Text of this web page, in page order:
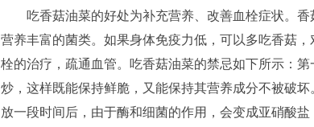
吃香菇油菜的好处为补充营养、改善血栓症状。香
营养丰富的菌类。如果身体免疫力低，可以多吃香菇
栓的治疗，疏通血管。吃香菇油菜的禁忌如下所示：
炒，这样既能保持鲜脆，又能保持其营养成分不被破
放一段时间后，由于酶和细菌的作用，会变成亚硝酸盐